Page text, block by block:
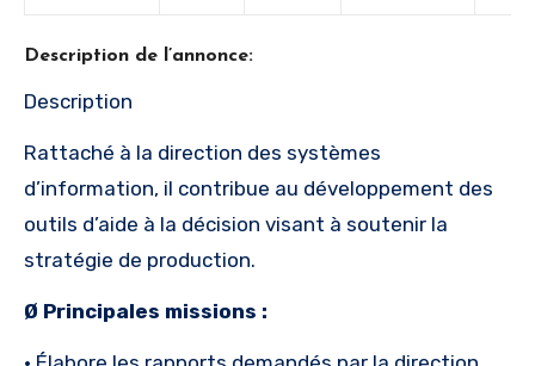
Description de l’annonce:
Description
Rattaché à la direction des systèmes
d’information, il contribue au développement des
outils d’aide à la décision visant à soutenir la
stratégie de production.
Ø Principales missions :